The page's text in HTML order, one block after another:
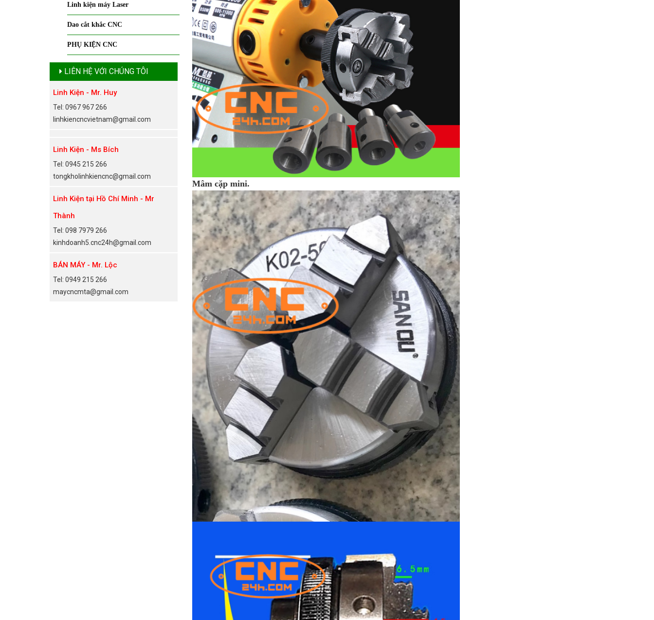
Linh kiện máy Laser
Dao cắt khắc CNC
PHỤ KIỆN CNC
LIÊN HỆ VỚI CHÚNG TÔI
Linh Kiện - Mr. Huy
Tel: 0967 967 266
linhkiencncvietnam@gmail.com
Linh Kiện - Ms Bích
Tel: 0945 215 266
tongkholinhkiencnc@gmail.com
Linh Kiện tại Hồ Chí Minh - Mr
Thành
Tel: 098 7979 266
kinhdoanh5.cnc24h@gmail.com
BÁN MÁY - Mr. Lộc
Tel: 0949 215 266
maycncmta@gmail.com
Mâm cặp mini.